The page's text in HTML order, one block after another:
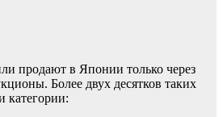
продают в Японии только через
Более двух десятков таких
категории: